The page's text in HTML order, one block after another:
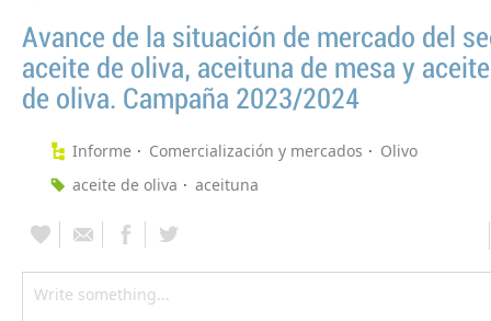
Avance de la situación de mercado del
aceite de oliva, aceituna de mesa y
de oliva. Campaña 2023/2024
Informe Comercialización y mercados
Olivo
aceite de oliva
aceituna